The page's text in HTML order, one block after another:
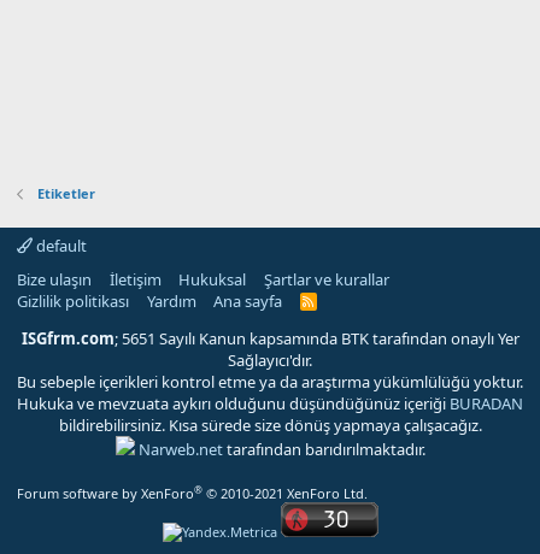
Etiketler
default
Bize ulaşın
İletişim Hukuksal
Şartlar ve kurallar
Gizlilik politikası
Yardım Ana sayfa
R
S
ISGfrm.com; 5651 Sayılı Kanun kapsamında BTK tarafından onaylı Yer
Sağlayıcı'dır.
Bu sebeple içerikleri kontrol etme ya da araştırma yükümlülüğü yoktur.
Hukuka ve mevzuata aykırı olduğunu düşündüğünüz içeriği BURADAN
bildirebilirsiniz. Kısa sürede size dönüş yapmaya çalışacağız.
Narweb.nettarafından barıdırılmaktadır.
Forum software by XenForo® © 2010-2021 XenForo Ltd.